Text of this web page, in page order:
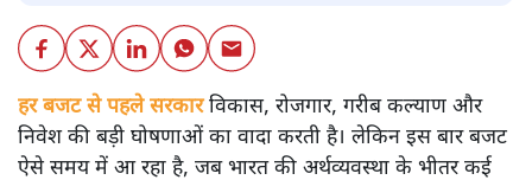
हर बजट से पहले सरकारविकास, रोजगार, गरीब कल्याण और
निवेश की बड़ी घोषणाओं का वादा करती है। लेकिन इस बार बजट
ऐसे समय में आ रहा है, जब भारत की अर्थव्यवस्था के भीतर कई